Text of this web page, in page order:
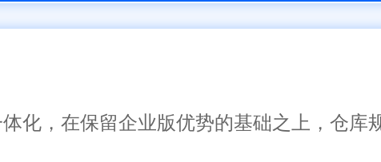
化，在保留企业版优势的基础之上，仓库